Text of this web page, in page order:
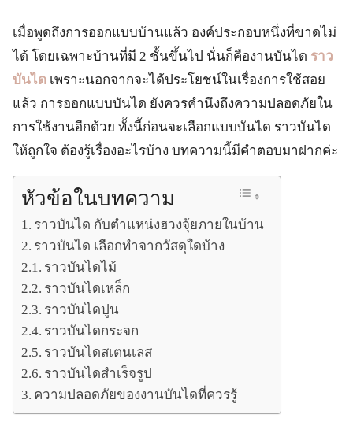
เมื่อพูดถึงการออกแบบบ้านแล้ว องค์ประกอบหนึ่งที่ขาดไม่
ได้ โดยเฉพาะบ้านที่มี 2 ชั้นขึ้นไป นั่นก็คืองานบันได ราว
บันได เพราะนอกจากจะได้ประโยชน์ในเรื่องการใช้สอย
แล้ว การออกแบบบันได ยังควรคำนึงถึงความปลอดภัยใน
การใช้งานอีกด้วย ทั้งนี้ก่อนจะเลือกแบบบันได ราวบันได
ให้ถูกใจ ต้องรู้เรื่องอะไรบ้าง บทความนี้มีคำตอบมาฝากค่ะ
หัวข้อในบทความ
ราวบันได กับตำแหน่งฮวงจุ้ยภายในบ้าน
ราวบันได เลือกทำจากวัสดุใดบ้าง
ราวบันไดไม้
ราวบันไดเหล็ก
ราวบันไดปูน
ราวบันไดกระจก
ราวบันไดสเตนเลส
ราวบันไดสำเร็จรูป
ความปลอดภัยของงานบันไดที่ควรรู้